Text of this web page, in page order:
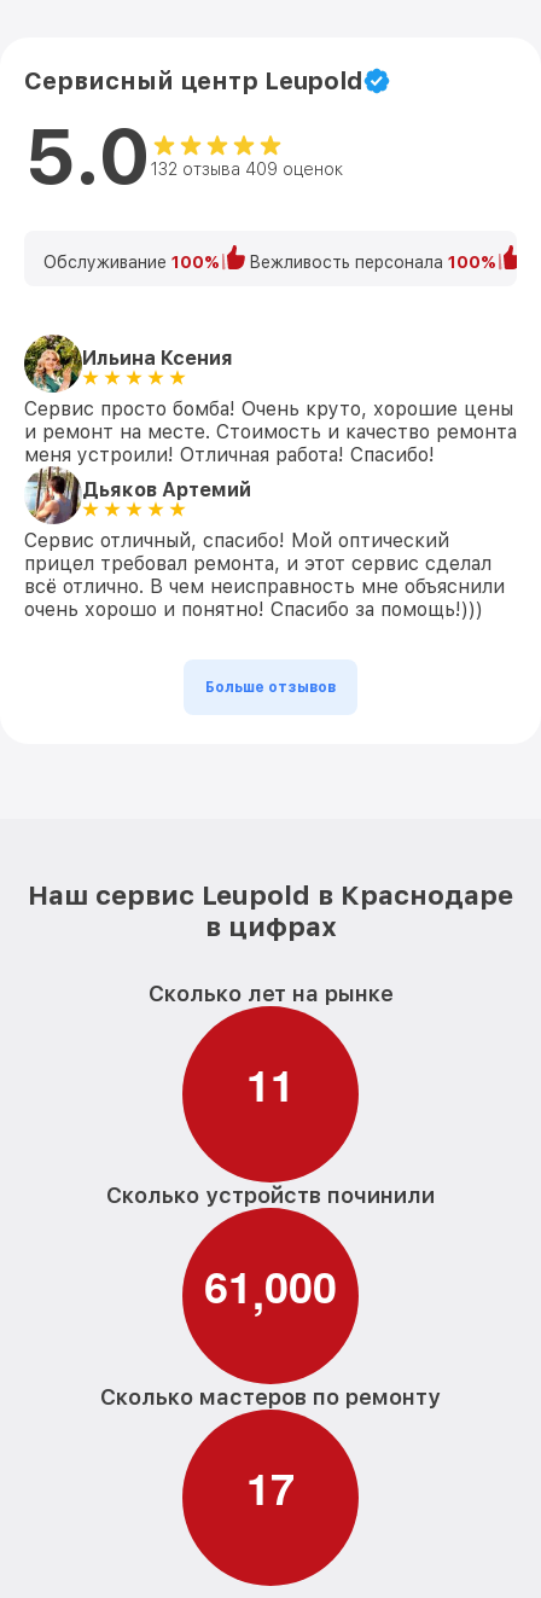
Сервисный центр Leupold
5.0 132 отзыва 409 оценок
Обслуживание 100% Вежливость персонала 100%
Ильина Ксения
Сервис просто бомба! Очень круто, хорошие цены
и ремонт на месте. Стоимость и качество ремонта
меня устроили! Отличная работа! Спасибо!
Дьяков Артемий
Сервис отличный, спасибо! Мой оптический
прицел требовал ремонта, и этот сервис сделал
всё отлично. В чем неисправность мне объяснили
очень хорошо и понятно! Спасибо за помощь!)))
Больше отзывов
Наш сервис Leupold в Краснодаре
в цифрах
Сколько лет на рынке
11
Сколько устройств починили
61,000
Сколько мастеров по ремонту
17